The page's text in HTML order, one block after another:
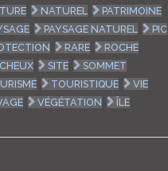
NATUREL
PATRIMOINE
PAYSAGE NATUREL
PIC
RARE
ROCHE
SITE
SOMMET
TOURISTIQUE
VIE
VÉGÉTATION ÎLE